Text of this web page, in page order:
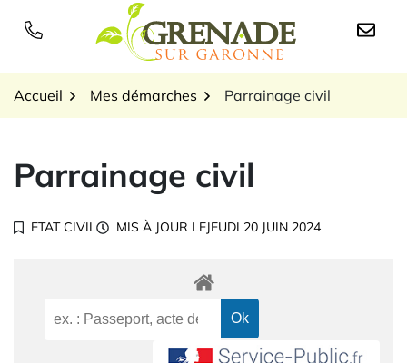
Logo Grenade sur
Accueil Mes démarches Parrainage civil
Parrainage civil
ETAT CIVIL MIS À JOUR LEJEUDI 20 JUIN 2024